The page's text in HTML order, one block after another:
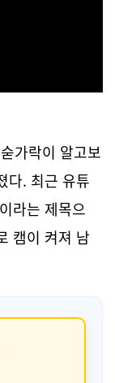
가락이 알고보
다. 최근 유튜
라는 제목으
캠이 켜져 남